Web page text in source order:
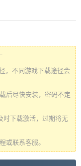
，不同游戏下载途径会
后尽快安装，密码不定
时下载激活，过期将无
或联系客服。